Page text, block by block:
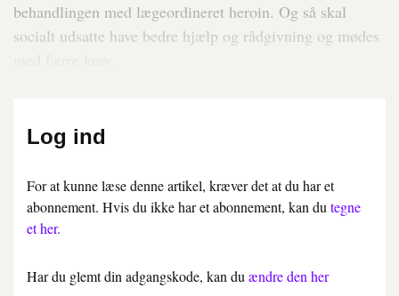
behandlingen med lægeordineret heroin. Og så skal
socialt udsatte have bedre hjælp og rådgivning og mødes
Log ind
For at kunne læse denne artikel, kræver det at du har et
abonnement. Hvis du ikke har et abonnement, kan du tegne
et her.
Har du glemt din adgangskode, kan du ændre den her